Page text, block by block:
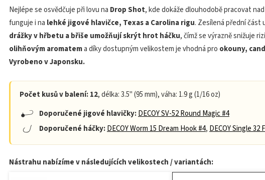
Nejlépe se osvědčuje při lovu na Drop Shot, kde dokáže dlouhodobě pracovat
funguje i na lehké jigové hlavičce, Texas a Carolina rigu. Zesílená přední část
drážky v hřbetu a břiše umožňují skrýt hrot háčku, čímž se výrazně snižuje
olihňovým aromatema díky dostupným velikostem je vhodná pro okouny,
Vyrobeno v Japonsku.
Počet kusů v balení: 12, délka: 3.5" (95 mm), váha: 1.9 g (1/16 oz)
Doporučené jigové hlavičky:DECOY SV-52 Round Magic #4
Doporučené háčky:DECOY Worm 15 Dream Hook #4, DECOY Single 32
Nástrahu nabízíme v následujících velikostech / variantách: